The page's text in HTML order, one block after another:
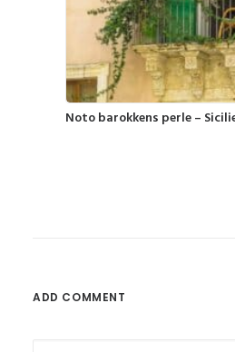
Noto barokkens perle –
ADD COMMENT